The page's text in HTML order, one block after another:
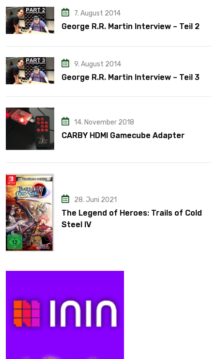
7. August 2014
George R.R. Martin Interview – Teil 2
9. August 2014
George R.R. Martin Interview – Teil 3
14. November 2018
CARBY HDMI Gamecube Adapter
28. Juni 2021
The Legend of Heroes: Trails of Cold
Steel IV